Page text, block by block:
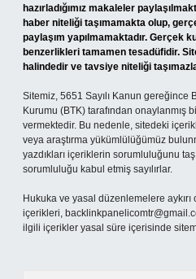
hazırladığımız makaleler
haber niteliği taşımamakta olup,
paylaşım yapılmamaktadır. Gerçek
benzerlikleri tamamen tesadüfidir.
halindedir ve tavsiye niteliği
Sitemiz, 5651 Sayılı Kanun gereğince
Kurumu (BTK) tarafından onaylanmış
vermektedir. Bu nedenle, sitedeki
veya araştırma yükümlülüğümüz
yazdıkları içeriklerin sorumluluğunu
sorumluluğu kabul etmiş sayılırlar.
Hukuka ve yasal düzenlemelere
içerikleri,
ilgili içerikler yasal süre içerisinde